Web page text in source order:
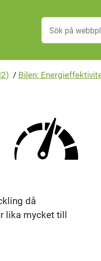
/ Bilen:
då
lika mycket till